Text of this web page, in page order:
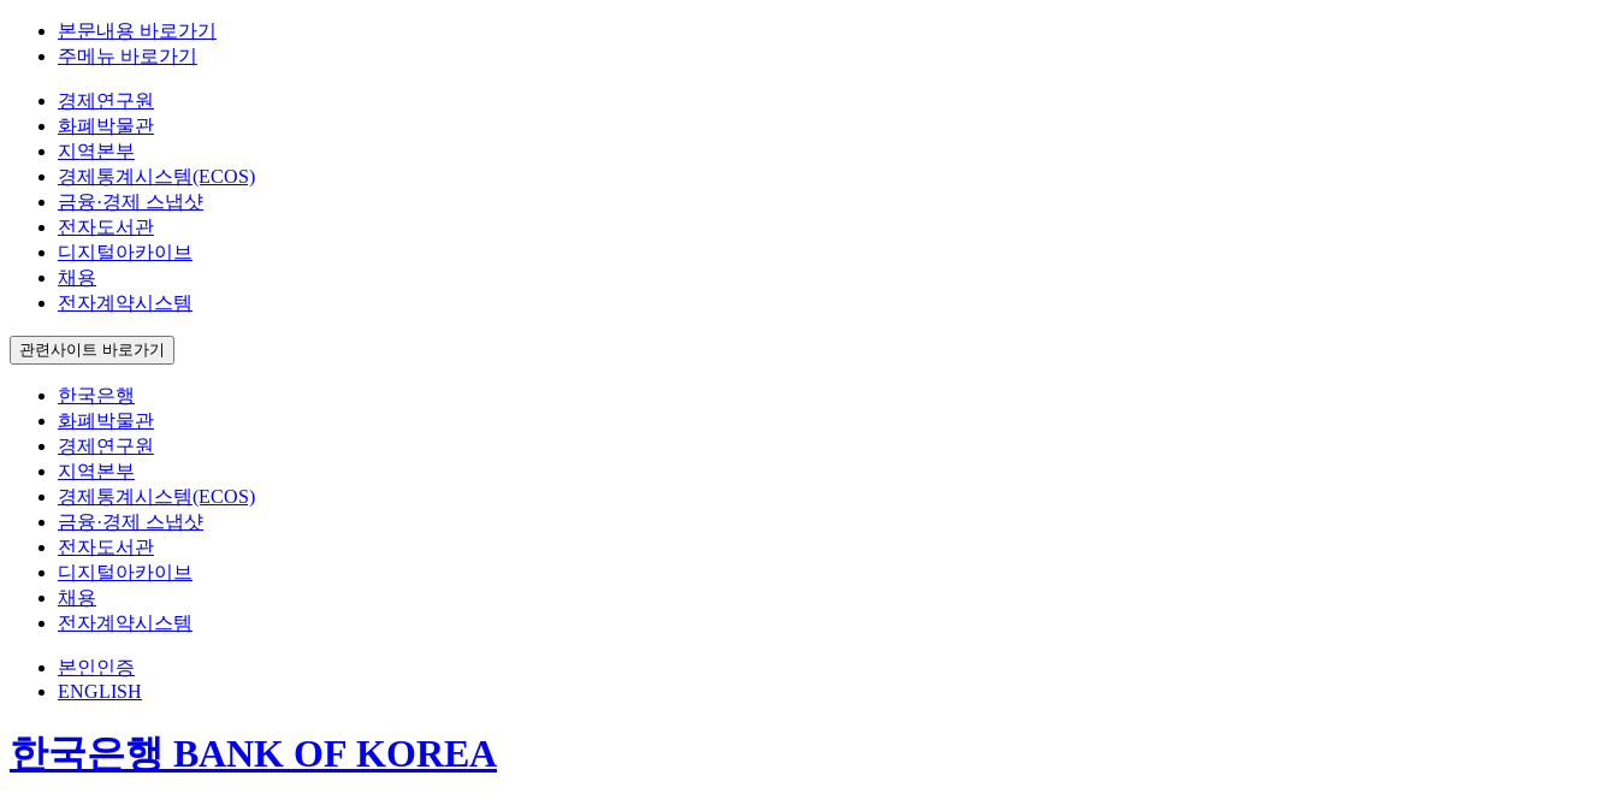
본문내용 바로가기
주메뉴 바로가기
경제연구원
화폐박물관
지역본부
경제통계시스템(ECOS)
금융·경제 스냅샷
전자도서관
디지털아카이브
채용
전자계약시스템
관련사이트 바로가기
한국은행
화폐박물관
경제연구원
지역본부
경제통계시스템(ECOS)
금융·경제 스냅샷
전자도서관
디지털아카이브
채용
전자계약시스템
본인인증
ENGLISH
한국은행 BANK OF KOREA